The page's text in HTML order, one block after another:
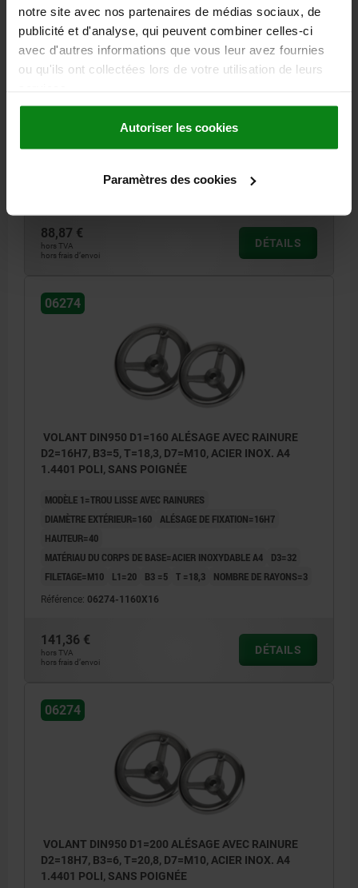
notre site avec nos partenaires de médias sociaux, de
publicité et d'analyse, qui peuvent combiner celles-ci
avec d'autres informations que vous leur avez fournies
ou qu'ils ont collectées lors de votre utilisation de leurs
Autoriser les cookies
Paramètres des cookies
VOLANT DIN950 D1=125 ALÉSAGE AVEC RAINURE
D2=12H7, B3=4, T=13,8, D7=M08, ACIER INOX. A4
1.4401 POLI, SANS POIGNÉE
MATÉRIAU DU CORPS DE BASE=ACIER INOXYDABLE A4 D3=28
88,87 €
hors TVA
hors frais d’envoi
DÉTAILS
06274
VOLANT DIN950 D1=160 ALÉSAGE AVEC RAINURE
D2=16H7, B3=5, T=18,3, D7=M10, ACIER INOX. A4
1.4401 POLI, SANS POIGNÉE
MODÈLE 1=TROU LISSE AVEC RAINURES
DIAMÈTRE EXTÉRIEUR=160 ALÉSAGE DE FIXATION=16H7
HAUTEUR=40
MATÉRIAU DU CORPS DE BASE=ACIER INOXYDABLE A4
D3=32
FILETAGE=M10
L1=20 B3 =5 T =18,3 NOMBRE DE RAYONS=3
Référence: 06274-1160X16
141,36 €
hors TVA
hors frais d’envoi
DÉTAILS
06274
VOLANT DIN950 D1=200 ALÉSAGE AVEC RAINURE
D2=18H7, B3=6, T=20,8, D7=M10, ACIER INOX. A4
1.4401 POLI, SANS POIGNÉE